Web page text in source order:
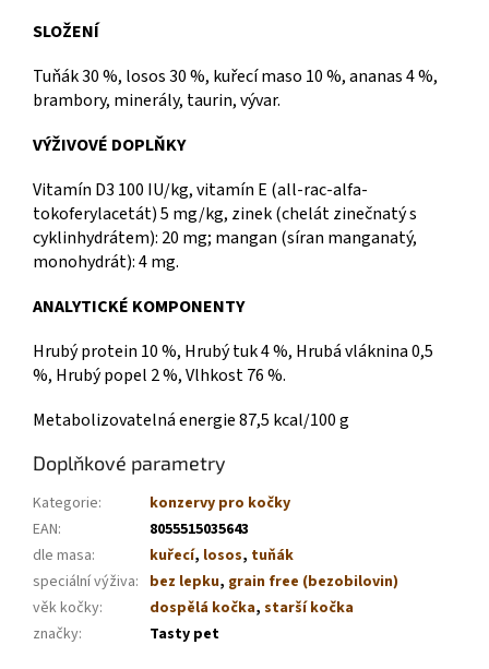
SLOŽENÍ
Tuňák 30 %, losos 30 %, kuřecí maso 10 %, ananas 4 %,
brambory, minerály, taurin, vývar.
VÝŽIVOVÉ DOPLŇKY
Vitamín D3 100 IU/kg, vitamín E (all-rac-alfa-
tokoferylacetát) 5 mg/kg, zinek (chelát zinečnatý s
cyklinhydrátem): 20 mg; mangan (síran manganatý,
monohydrát): 4 mg.
ANALYTICKÉ KOMPONENTY
Hrubý protein 10 %, Hrubý tuk 4 %, Hrubá vláknina 0,5
%, Hrubý popel 2 %,Vlhkost 76 %.
Metabolizovatelná energie 87,5 kcal/100 g
Doplňkové parametry
Kategorie:
konzervy pro kočky
EAN:
8055515035643
dle masa: kuřecí, losos, tuňák
speciální výživa: bez lepku, grain free (bezobilovin)
věk kočky: dospělá kočka, starší kočka
značky: Tasty pet